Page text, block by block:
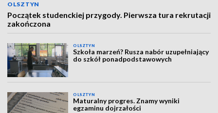
OLSZTYN
Początek studenckiej przygody. Pierwsza tura rekrutacji
zakończona
OLSZTYN
Szkoła marzeń? Rusza nabór uzupełniający
do szkół ponadpodstawowych
OLSZTYN
Maturalny progres. Znamy wyniki
egzaminu dojrzałości